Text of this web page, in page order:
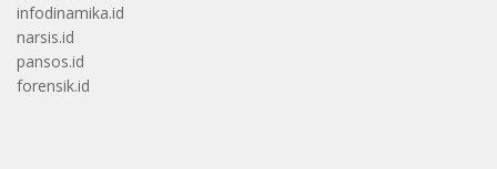
infodinamika.id
narsis.id
pansos.id
forensik.id